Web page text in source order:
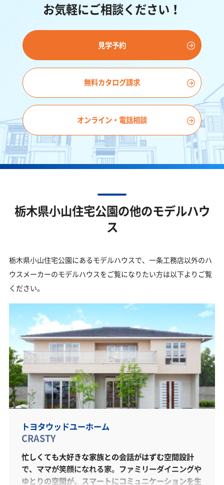
お気軽にご相談ください！
見学予約
無料カタログ請求
オンライン・電話相談
栃木県小山住宅公園の他のモデルハウ
ス
栃木県小山住宅公園にあるモデルハウスで、一条工務店以外のハ
ウスメーカーのモデルハウスをご覧になりたい方は以下よりご覧
ください。
トヨタウッドユーホーム
CRASTY
忙しくても大好きな家族との会話がはずむ空間設計
で、ママが笑顔になれる家。ファミリーダイニングや
ゆとりの空間が、スマートにコミュニケーションを生